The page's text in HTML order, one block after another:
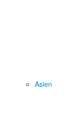
Asien